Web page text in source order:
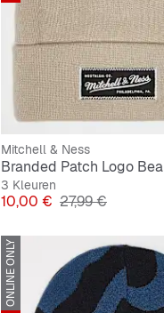
Mitchell & Ness
Branded Patch Logo
3 Kleuren
Prijs
10,00 € Originele Prijs
27,99 €
ONLINE ONLY